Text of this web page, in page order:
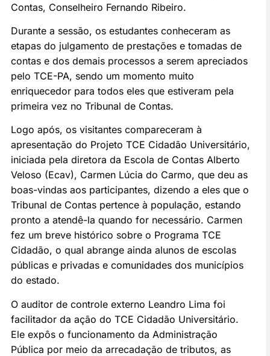
Contas, Conselheiro Fernando Ribeiro.
Durante a sessão, os estudantes conheceram as
etapas do julgamento de prestações e tomadas de
contas e dos demais processos a serem apreciados
pelo TCE-PA, sendo um momento muito
enriquecedor para todos eles que estiveram pela
primeira vez no Tribunal de Contas.
Logo após, os visitantes compareceram à
apresentação do Projeto TCE Cidadão Universitário,
iniciada pela diretora da Escola de Contas Alberto
Veloso (Ecav), Carmen Lúcia do Carmo, que deu as
boas-vindas aos participantes, dizendo a eles que o
Tribunal de Contas pertence à população, estando
pronto a atendê-la quando for necessário. Carmen
fez um breve histórico sobre o Programa TCE
Cidadão, o qual abrange ainda alunos de escolas
públicas e privadas e comunidades dos municípios
do estado.
O auditor de controle externo Leandro Lima foi
facilitador da ação do TCE Cidadão Universitário.
Ele expôs o funcionamento da Administração
Pública por meio da arrecadação de tributos, as